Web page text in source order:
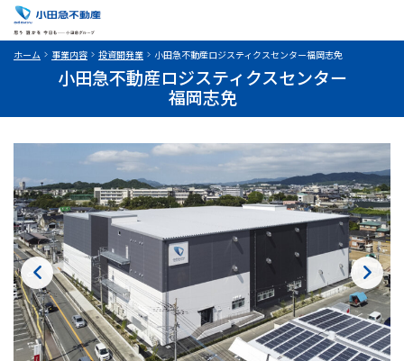
ホーム 事業内容 投資開発業 小田急不動産ロジスティクスセンター福岡志免
小田急不動産ロジスティクスセンター
福岡志免